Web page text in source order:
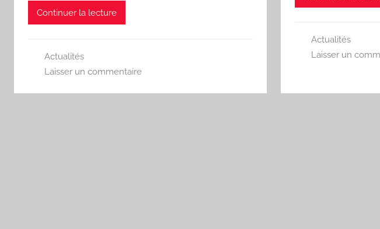
Continuer la lecture
Actualités
Laisser un commentaire
Actualités
Laisser un